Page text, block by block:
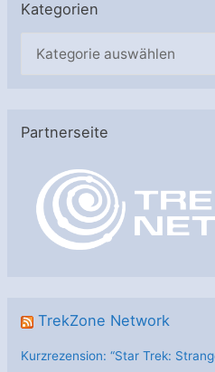
Kategorien
g
Partnerseite
TrekZone Network
Kurzrezension: “Star Trek: